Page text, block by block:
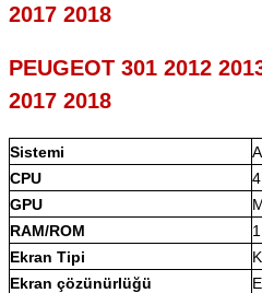
2017 2018
PEUGEOT 301 2012
2017 2018
Sistemi
CPU
GPU
RAM/ROM
Ekran Tipi
Ekran çözünürlüğü